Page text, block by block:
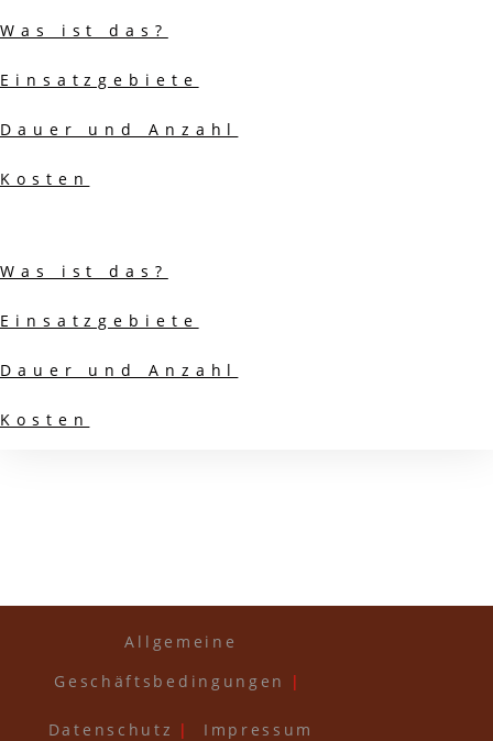
Was ist das?
Einsatzgebiete
Dauer und Anzahl
Kosten
Was ist das?
Einsatzgebiete
Dauer und Anzahl
Kosten
Allgemeine
Geschäftsbedingungen
Datenschutz Impressum